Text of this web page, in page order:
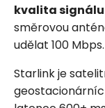
kvalita
směrovou
udělat 100 Mbps.
Starlink je